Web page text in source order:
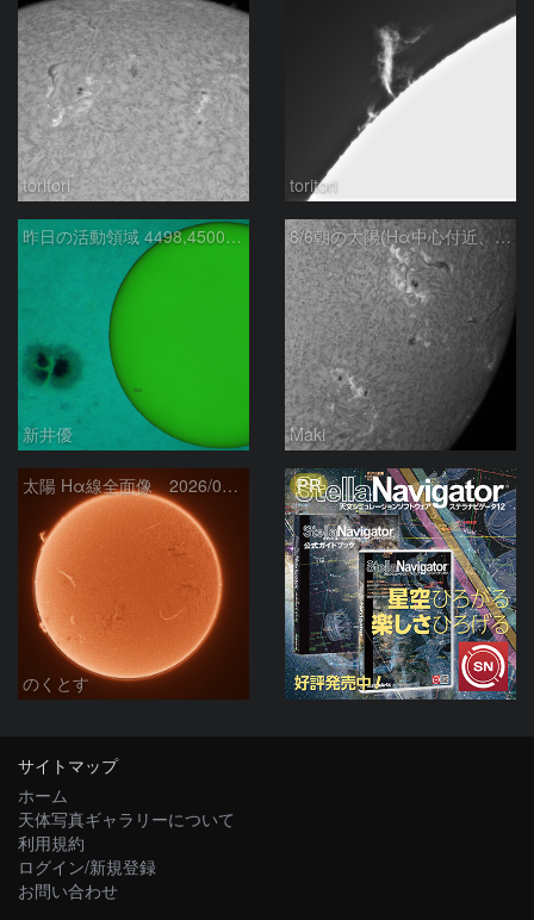
toritori toritori
昨日の活動領域 4498,4500：2026/08/05
新井優
8/6朝の太陽(Hα中心付近、4498、4502付近)
Maki
太陽 Hα線全面像 2026/08/06
のくとす
PR
サイトマップ
ホーム
天体写真ギャラリーについて
利用規約
ログイン/新規登録
お問い合わせ